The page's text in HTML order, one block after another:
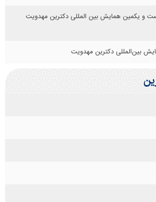
و یکمین همایش بین المللی دکترین مهدویت
بین‌المللی دکترین مهدویت